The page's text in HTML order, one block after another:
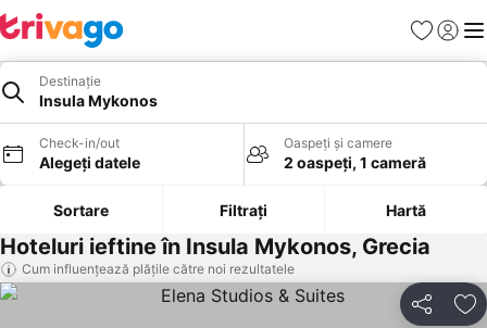
Favorite
Destinație
Insula Mykonos
Check-in/out
Alegeți datele
Oaspeți și camere
2 oaspeți, 1 cameră
Sortare Filtrați Hartă
Hoteluri ieftine în Insula Mykonos, Grecia
Cum influențează plățile către noi rezultatele
Distribuiți